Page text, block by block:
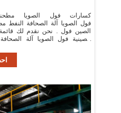
كسارات فول الصويا
الصين فول . نحن نقدم لك
الصينية فول الصويا آلة